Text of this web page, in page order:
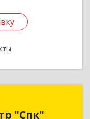
"Спк""Спк"